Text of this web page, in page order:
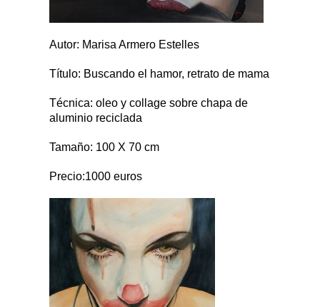
Autor: Marisa Armero Estelles
Título: Buscando el hamor, retrato de mama
Técnica: oleo y collage sobre chapa de
aluminio reciclada
Tamaño: 100 X 70 cm
Precio:1000 euros